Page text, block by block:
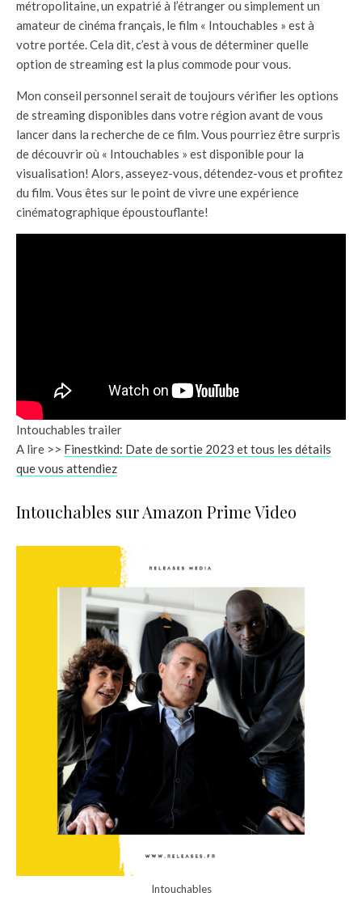
métropolitaine, un expatrié à l’étranger ou simplement un
amateur de cinéma français, le film « Intouchables » est à
votre portée. Cela dit, c’est à vous de déterminer quelle
option de streaming est la plus commode pour vous.
Mon conseil personnel serait de toujours vérifier les options
de streaming disponibles dans votre région avant de vous
lancer dans la recherche de ce film. Vous pourriez être surpris
de découvrir où « Intouchables » est disponible pour la
visualisation! Alors, asseyez-vous, détendez-vous et profitez
du film. Vous êtes sur le point de vivre une expérience
cinématographique époustouflante!
Intouchables trailer
A lire >> Finestkind: Date de sortie 2023 et tous les détails
que vous attendiez
Intouchables sur Amazon Prime Video
Intouchables